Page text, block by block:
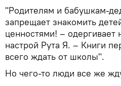
"Родителям и бабушкам-
запрещает знакомить
ценностями! – одергивает
настрой Рута Я. – Книги
всего ждать от школы".
Но чего-то люди все же